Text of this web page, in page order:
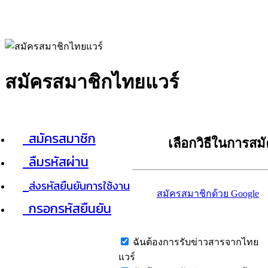
สมัครสมาชิกไทยแวร์
สมัครสมาชิก
ลืมรหัสผ่าน
ส่งรหัสยืนยันการใช้งาน
กรอกรหัสยืนยัน
เลือกวิธีในการส
สมัครสมาชิกด้วย Google
ฉันต้องการรับข่าวสารจากไทย
แวร์